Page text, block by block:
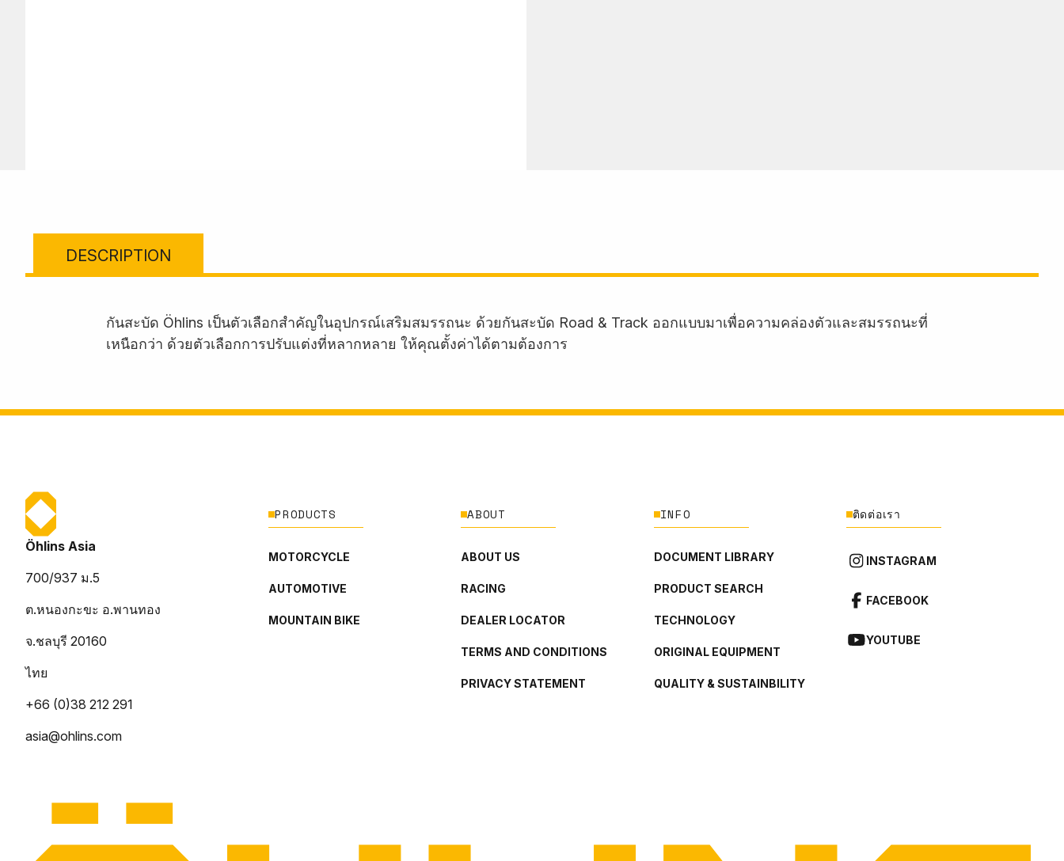
DESCRIPTION
กันสะบัด Öhlins เป็นตัวเลือกสำคัญในอุปกรณ์เสริมสมรรถนะ ด้วยกันสะบัด Road & Track ออกแบบมาเพื่อความคล่องตัวและสมรรถนะที่
เหนือกว่า ด้วยตัวเลือกการปรับแต่งที่หลากหลาย ให้คุณตั้งค่าได้ตามต้องการ
Öhlins Asia
700/937 ม.5
ต.หนองกะขะ อ.พานทอง
จ.ชลบุรี 20160
ไทย
+66 (0)38 212 291
asia@ohlins.com
PRODUCTS
MOTORCYCLE
AUTOMOTIVE
MOUNTAIN BIKE
ABOUT
ABOUT US
RACING
DEALER LOCATOR
TERMS AND CONDITIONS
PRIVACY STATEMENT
INFO
DOCUMENT LIBRARY
PRODUCT SEARCH
TECHNOLOGY
ORIGINAL EQUIPMENT
QUALITY & SUSTAINBILITY
ติดต่อเรา
INSTAGRAM
FACEBOOK
YOUTUBE